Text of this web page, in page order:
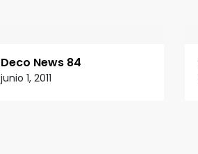
Deco News 84
junio 1, 2011